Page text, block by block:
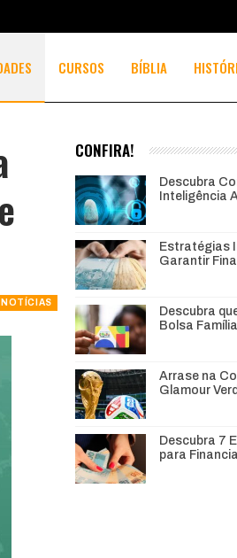
CURSOS BÍBLIA
NOTÍCIAS
CONFIRA!
Descubra
Inteligência
Estratégias
Garantir
Descubra
Bolsa
Arrase na
Glamour
Descubra 7
para